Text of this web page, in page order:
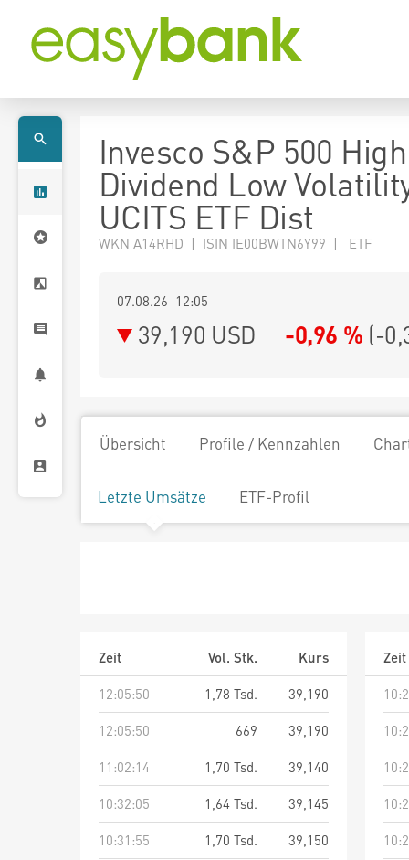
Invesco S&P 500 High
Dividend Low
UCITS ETF Dist
WKN A14RHD | ISIN IE00BWTN6Y99 | ETF
07.08.26 12:05
39,190 USD -0,96 % (-
Übersicht Profile / Kennzahlen
Letzte Umsätze ETF-Profil
Zeit Vol. Stk.
Kurs
12:05:50
1,78 Tsd.
39,190
12:05:50
669
39,190
11:02:14
1,70 Tsd.
39,140
10:32:05
1,64 Tsd.
39,145
10:31:55
1,70 Tsd.
39,150
Zeit